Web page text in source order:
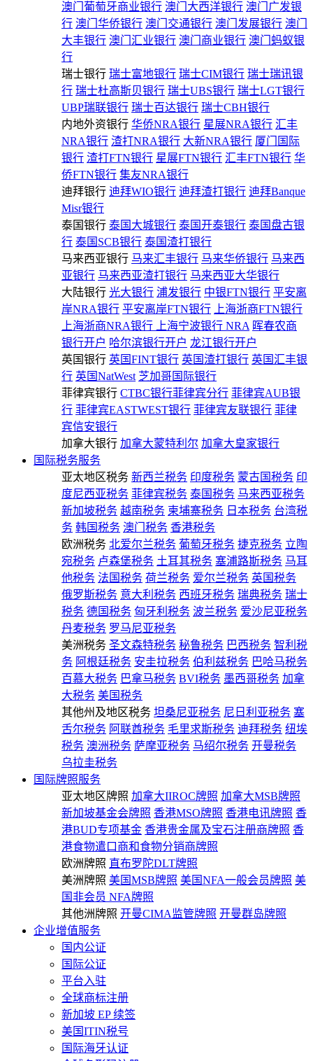
澳门葡萄牙商业银行 澳门大西洋银行 澳门广发银
行 澳门华侨银行 澳门交通银行 澳门发展银行 澳门
大丰银行 澳门汇业银行 澳门商业银行 澳门蚂蚁银
行
瑞士银行 瑞士富地银行 瑞士CIM银行 瑞士瑞讯银
行 瑞士杜高斯贝银行 瑞士UBS银行 瑞士LGT银行
UBP瑞联银行 瑞士百达银行 瑞士CBH银行
内地外资银行 华侨NRA银行 星展NRA银行 汇丰
NRA银行 渣打NRA银行 大新NRA银行 厦门国际
银行 渣打FTN银行 星展FTN银行 汇丰FTN银行 华
侨FTN银行 集友NRA银行
迪拜银行 迪拜WIO银行 迪拜渣打银行 迪拜Banque
Misr银行
泰国银行 泰国大城银行 泰国开泰银行 泰国盘古银
行 泰国SCB银行 泰国渣打银行
马来西亚银行 马来汇丰银行 马来华侨银行 马来西
亚银行 马来西亚渣打银行 马来西亚大华银行
大陆银行 光大银行 浦发银行 中银FTN银行 平安离
岸NRA银行 平安离岸FTN银行
上海浙商FTN银行
上海浙商NRA银行
上海宁波银行 NRA 晖春农商
银行开户 哈尔滨银行开户 龙江银行开户
英国银行 英国FINT银行 英国渣打银行 英国汇丰银
行 英国NatWest 芝加哥国际银行
菲律宾银行 CTBC银行菲律宾分行 菲律宾AUB银
行 菲律宾EASTWEST银行 菲律宾友联银行 菲律
宾信安银行
加拿大银行 加拿大蒙特利尔 加拿大皇家银行
国际税务服务
亚太地区税务 新西兰税务 印度税务 蒙古国税务 印
度尼西亚税务 菲律宾税务 泰国税务 马来西亚税务
新加坡税务 越南税务 柬埔寨税务 日本税务 台湾税
务 韩国税务 澳门税务 香港税务
欧洲税务 北爱尔兰税务 葡萄牙税务 捷克税务 立陶
宛税务 卢森堡税务 土耳其税务 塞浦路斯税务 马耳
他税务 法国税务 荷兰税务 爱尔兰税务 英国税务
俄罗斯税务 意大利税务 西班牙税务 瑞典税务 瑞士
税务 德国税务 匈牙利税务 波兰税务 爱沙尼亚税务
丹麦税务 罗马尼亚税务
美洲税务 圣文森特税务 秘鲁税务 巴西税务 智利税
务 阿根廷税务 安圭拉税务 伯利兹税务 巴哈马税务
百慕大税务 巴拿马税务 BVI税务 墨西哥税务 加拿
大税务 美国税务
其他州及地区税务 坦桑尼亚税务 尼日利亚税务 塞
舌尔税务 阿联酋税务 毛里求斯税务 迪拜税务 纽埃
税务 澳洲税务 萨摩亚税务 马绍尔税务 开曼税务
乌拉圭税务
国际牌照服务
亚太地区牌照 加拿大IIROC牌照 加拿大MSB牌照
新加坡基金会牌照 香港MSO牌照 香港电讯牌照 香
港BUD专项基金 香港贵金属及宝石注册商牌照 香
港食物遣口商和食物分销商牌照
欧洲牌照 直布罗陀DLT牌照
美洲牌照 美国MSB牌照 美国NFA一般会员牌照 美
国非会员 NFA牌照
其他洲牌照 开曼CIMA监管牌照 开曼群岛牌照
企业增值服务
国内公证
国际公证
平台入驻
全球商标注册
新加坡 EP 续签
美国ITIN税号
国际海牙认证